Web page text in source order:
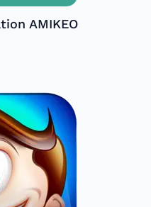
AMIKEO